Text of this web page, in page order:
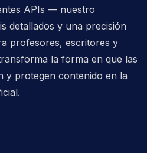
APIs — nuestro
detallados y una precisión
profesores, escritores y
la forma en que las
y protegen contenido en la